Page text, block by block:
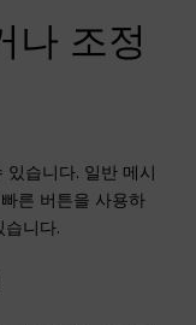
나 조정
습니다. 일반 메시
른 버튼을 사용하
니다.